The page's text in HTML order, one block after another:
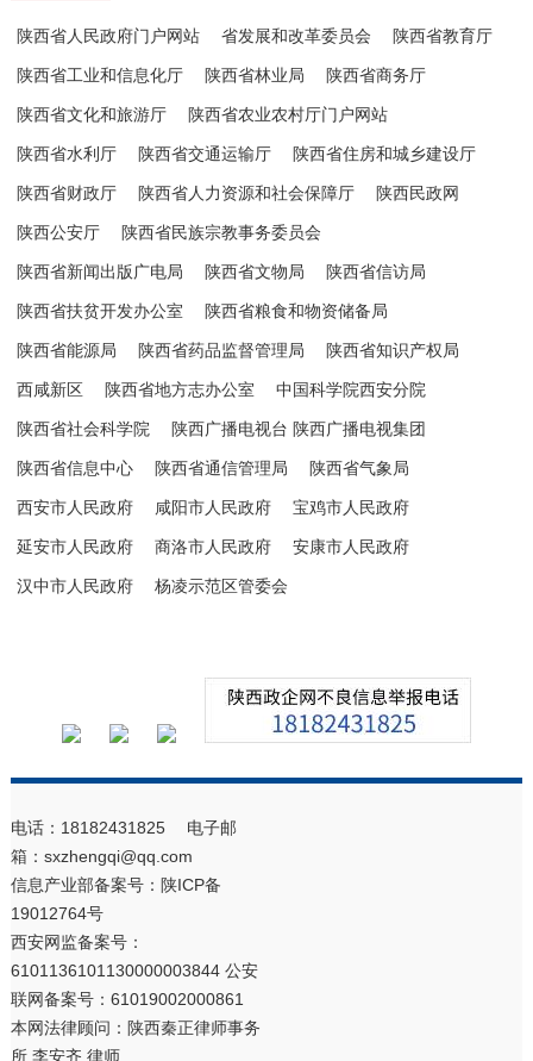
陕西省人民政府门户网站 省发展和改革委员会 陕西省教育厅
陕西省工业和信息化厅 陕西省林业局 陕西省商务厅
陕西省文化和旅游厅 陕西省农业农村厅门户网站
陕西省水利厅 陕西省交通运输厅 陕西省住房和城乡建设厅
陕西省财政厅 陕西省人力资源和社会保障厅 陕西民政网
陕西公安厅 陕西省民族宗教事务委员会
陕西省新闻出版广电局 陕西省文物局 陕西省信访局
陕西省扶贫开发办公室 陕西省粮食和物资储备局
陕西省能源局 陕西省药品监督管理局 陕西省知识产权局
西咸新区 陕西省地方志办公室 中国科学院西安分院
陕西省社会科学院 陕西广播电视台 陕西广播电视集团
陕西省信息中心 陕西省通信管理局 陕西省气象局
西安市人民政府 咸阳市人民政府 宝鸡市人民政府
延安市人民政府 商洛市人民政府 安康市人民政府
汉中市人民政府 杨凌示范区管委会
电话：18182431825 电子邮
箱：sxzhengqi@qq.com
信息产业部备案号： 陕ICP备
19012764号
西安网监备案号：
6101136101130000003844 公安
联网备案号：61019002000861
本网法律顾问：陕西秦正律师事务
所 李安齐 律师